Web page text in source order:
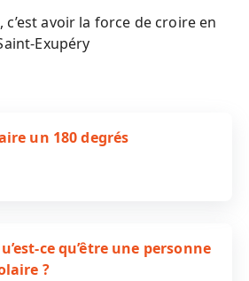
c’est avoir la force de croire en
Exupéry
un 180 degrés
ce qu’être une personne
?